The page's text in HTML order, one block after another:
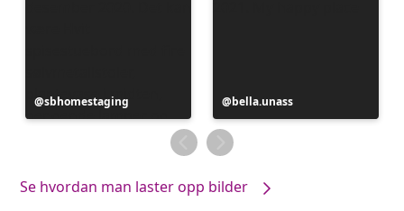
Innlegg
publisert
sbhomestaging
Innlegg
publisert
av
bella.unass
Se hvordan man laster opp bilder